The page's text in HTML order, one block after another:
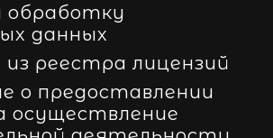
обработку
данных
из реестра лицензий
о предоставлении
осуществление